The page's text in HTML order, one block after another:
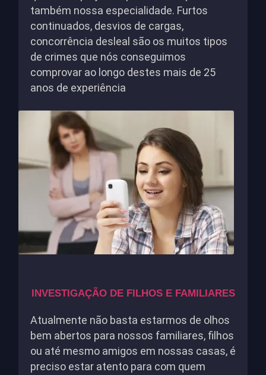
também nossa especialidade. Furtos
continuados, desvios de cargas,
concorrência desleal são os muitos tipos
de crimes que nós conseguimos
comprovar ao longo destes mais de 25
anos de experiência
INVESTIGAÇÃO DE FILHOS E FAMILIARES
Atualmente não basta estarmos de olhos
bem abertos para nossos familiares, filhos
ou até mesmo amigos em nossas casas, é
preciso estar atento para com quem